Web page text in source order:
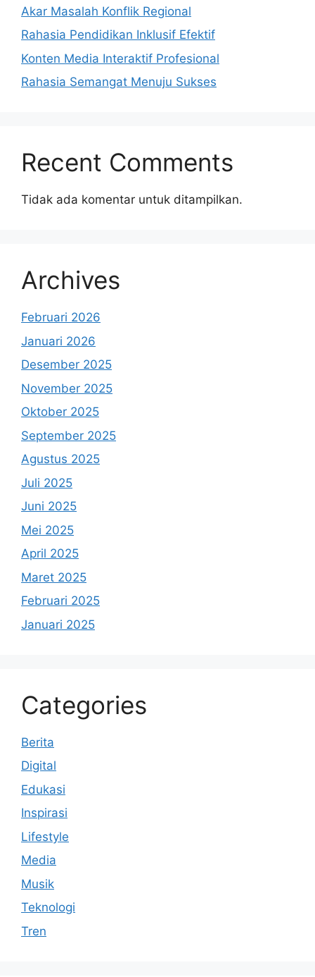
Akar Masalah Konflik Regional
Rahasia Pendidikan Inklusif Efektif
Konten Media Interaktif Profesional
Rahasia Semangat Menuju Sukses
Recent Comments
Tidak ada komentar untuk ditampilkan.
Archives
Februari 2026
Januari 2026
Desember 2025
November 2025
Oktober 2025
September 2025
Agustus 2025
Juli 2025
Juni 2025
Mei 2025
April 2025
Maret 2025
Februari 2025
Januari 2025
Categories
Berita
Digital
Edukasi
Inspirasi
Lifestyle
Media
Musik
Teknologi
Tren